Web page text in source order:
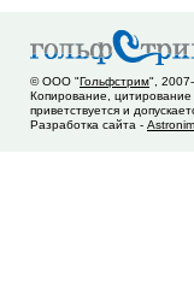
© ООО "Гольфстрим",
Копирование,
приветствуется и
Разработка сайта -